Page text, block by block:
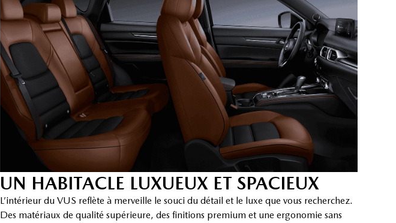
UN HABITACLE LUXUEUX ET SPACIEUX
L’intérieur du VUS reflète à merveille le souci du détail et le luxe que vous recherchez.
Des matériaux de qualité supérieure, des finitions premium et une ergonomie sans